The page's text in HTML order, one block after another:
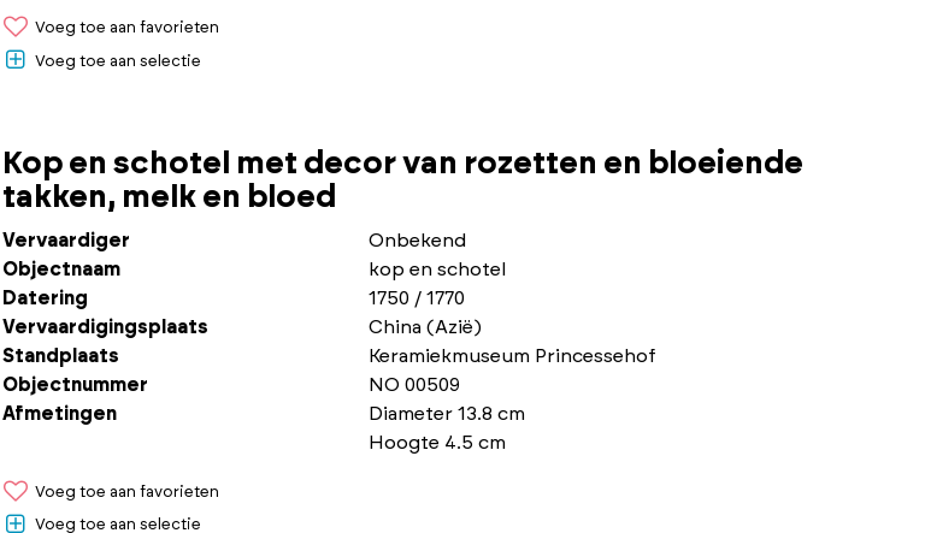
Voeg toe aan favorieten
Voeg toe aan selectie
Kop en schotel met decor van rozetten en bloeiende
takken, melk en bloed
Vervaardiger
Onbekend
Objectnaam
kop en schotel
Datering
1750 / 1770
Vervaardigingsplaats
China (Azië)
Standplaats
Keramiekmuseum Princessehof
Objectnummer
NO 00509
Afmetingen
Diameter 13.8 cm
Hoogte 4.5 cm
Voeg toe aan favorieten
Voeg toe aan selectie